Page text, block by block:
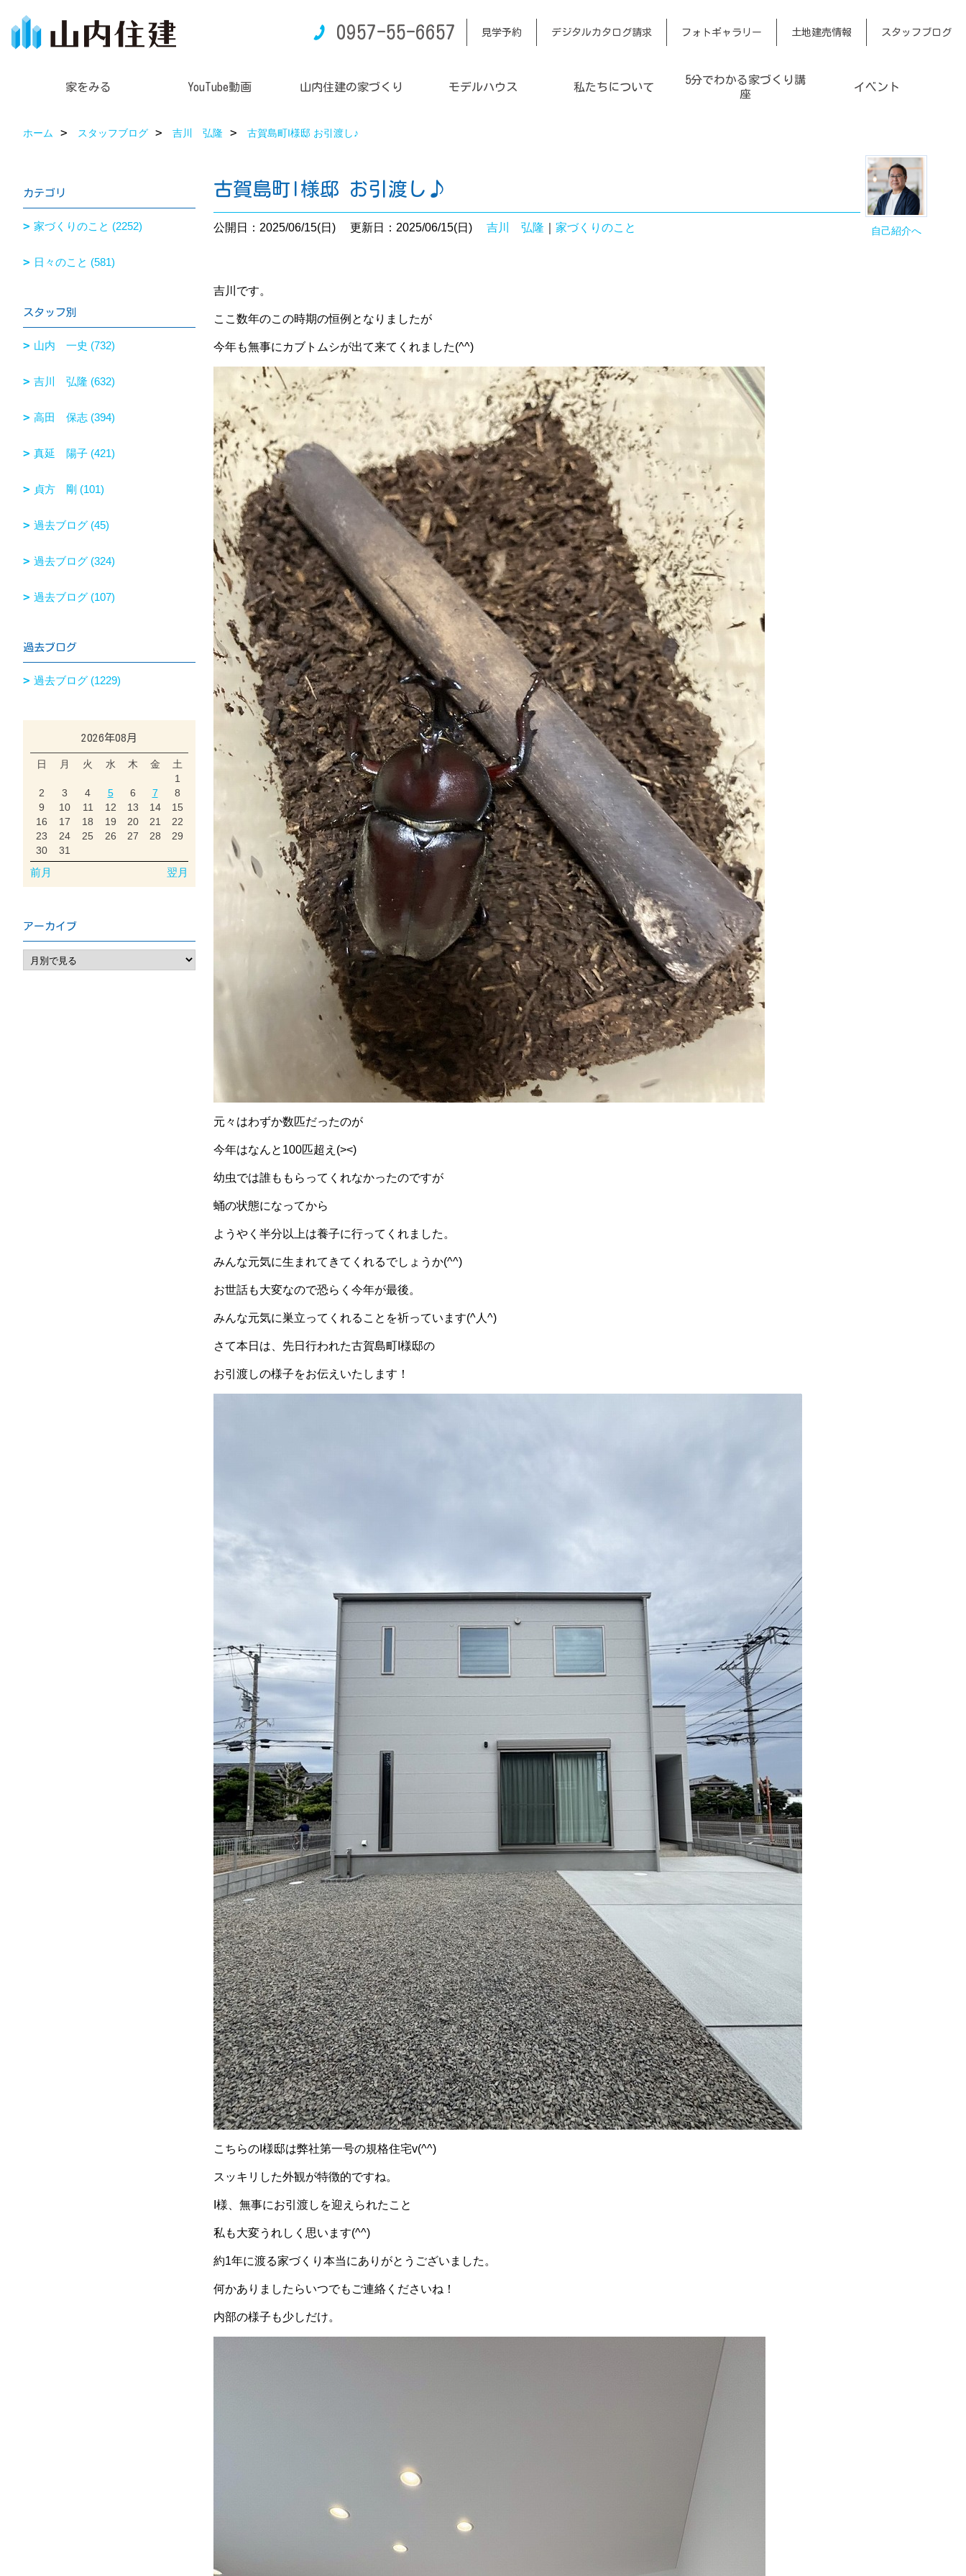
0957-55-6657 見学予約 デジタルカタログ請求 フォトギャラリー 土地建売情報 スタッフブログ
家をみる YouTube動画 山内住建の家づくり モデルハウス 私たちについて
5分でわかる家づくり講
座
イベント
ホーム スタッフブログ 吉川 弘隆 古賀島町I様邸 お引渡し♪
自己紹介へ
古賀島町I様邸 お引渡し♪
公開日：2025/06/15(日) 更新日：2025/06/15(日) 吉川 弘隆 家づくりのこと
吉川です。
ここ数年のこの時期の恒例となりましたが
今年も無事にカブトムシが出て来てくれました(^^)
元々はわずか数匹だったのが
今年はなんと100匹超え(><)
幼虫では誰ももらってくれなかったのですが
蛹の状態になってから
ようやく半分以上は養子に行ってくれました。
みんな元気に生まれてきてくれるでしょうか(^^)
お世話も大変なので恐らく今年が最後。
みんな元気に巣立ってくれることを祈っています(^人^)
さて本日は、先日行われた古賀島町I様邸の
お引渡しの様子をお伝えいたします！
こちらのI様邸は弊社第一号の規格住宅v(^^)
スッキリした外観が特徴的ですね。
I様、無事にお引渡しを迎えられたこと
私も大変うれしく思います(^^)
約1年に渡る家づくり本当にありがとうございました。
何かありましたらいつでもご連絡くださいね！
内部の様子も少しだけ。
カテゴリ
家づくりのこと (2252)
日々のこと (581)
スタッフ別
山内 一史 (732)
吉川 弘隆 (632)
高田 保志 (394)
真延 陽子 (421)
貞方 剛 (101)
過去ブログ (45)
過去ブログ (324)
過去ブログ (107)
過去ブログ
過去ブログ (1229)
2026年08月
日 月 火 水 木 金
土
1
2
3 4 5 6 7
8
9
10 11 12 13 14
15
16
17 18 19 20 21
22
23
24 25 26 27 28
29
30
31
前月 翌月
アーカイブ